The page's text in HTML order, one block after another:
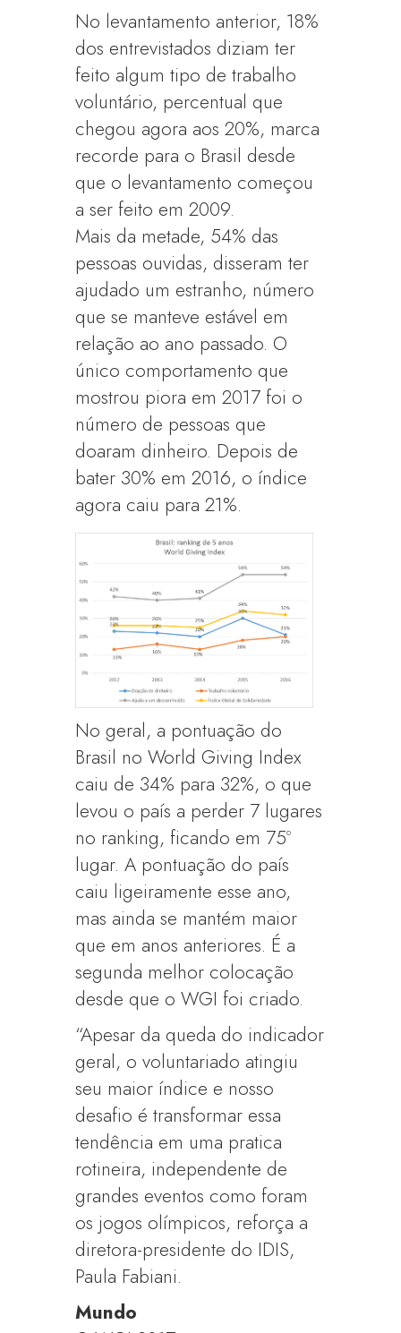
No levantamento anterior, 18%
dos entrevistados diziam ter
feito algum tipo de trabalho
voluntário, percentual que
chegou agora aos 20%, marca
recorde para o Brasil desde
que o levantamento começou
a ser feito em 2009.
Mais da metade, 54% das
pessoas ouvidas, disseram ter
ajudado um estranho, número
que se manteve estável em
relação ao ano passado. O
único comportamento que
mostrou piora em 2017 foi o
número de pessoas que
doaram dinheiro. Depois de
bater 30% em 2016, o índice
agora caiu para 21%.
No geral, a pontuação do
Brasil no World Giving Index
caiu de 34% para 32%, o que
levou o país a perder 7 lugares
no ranking, ficando em 75º
lugar. A pontuação do país
caiu ligeiramente esse ano,
mas ainda se mantém maior
que em anos anteriores. É a
segunda melhor colocação
desde que o WGI foi criado.
“Apesar da queda do indicador
geral, o voluntariado atingiu
seu maior índice e nosso
desafio é transformar essa
tendência em uma pratica
rotineira, independente de
grandes eventos como foram
os jogos olímpicos, reforça a
diretora-presidente do IDIS,
Paula Fabiani.
Mundo